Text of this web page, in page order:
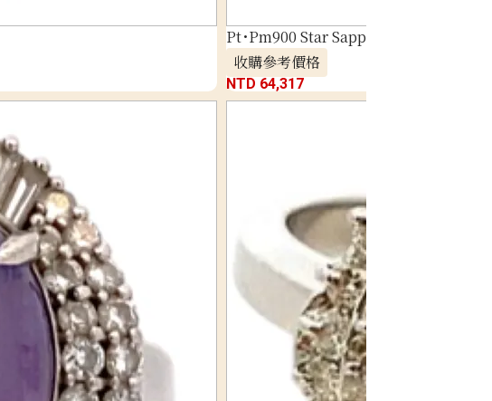
Pt･Pm900 Star Sapphire Diamond
收購參考價格
NTD 64,317